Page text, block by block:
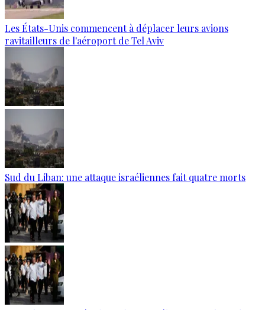
Les États-Unis commencent à déplacer leurs avions
ravitailleurs de l'aéroport de Tel Aviv
Sud du Liban: une attaque israéliennes fait quatre morts